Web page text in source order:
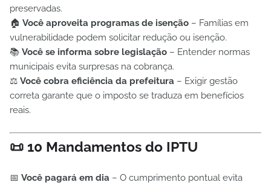
preservadas.
🏠 Você aproveita programas de isenção – Famílias em
vulnerabilidade podem solicitar redução ou isenção.
📚 Você se informa sobre legislação – Entender normas
municipais evita surpresas na cobrança.
⚖️ Você cobra eficiência da prefeitura – Exigir gestão
correta garante que o imposto se traduza em benefícios
reais.
📜 10 Mandamentos do IPTU
📅 Você pagará em dia – O cumprimento pontual evita